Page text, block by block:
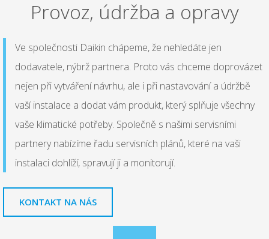
Provoz, údržba a opravy
Ve společnosti Daikin chápeme, že nehledáte jen
dodavatele, nýbrž partnera. Proto vás chceme doprovázet
nejen při vytváření návrhu, ale i při nastavování a údržbě
vaší instalace a dodat vám produkt, který splňuje všechny
vaše klimatické potřeby. Společně s našimi servisními
partnery nabízíme řadu servisních plánů, které na vaši
instalaci dohlíží, spravují ji a monitorují.
KONTAKT NA NÁS